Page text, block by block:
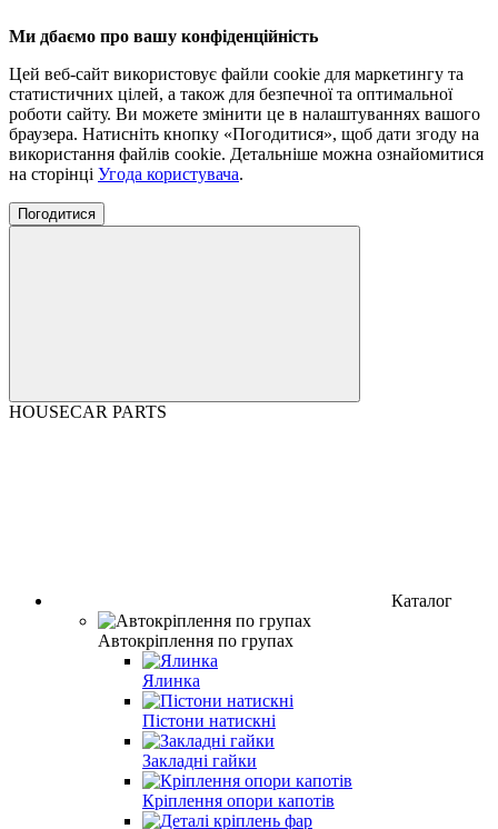
Ми дбаємо про вашу конфіденційність
Цей веб-сайт використовує файли cookie для маркетингу та
статистичних цілей, а також для безпечної та оптимальної
роботи сайту. Ви можете змінити це в налаштуваннях вашого
браузера. Натисніть кнопку «Погодитися», щоб дати згоду на
використання файлів cookie. Детальніше можна ознайомитися
на сторінці Угода користувача.
Погодитися
HOUSECAR PARTS
Каталог
Автокріплення по групах
Ялинка
Пістони натискні
Закладні гайки
Кріплення опори капотів